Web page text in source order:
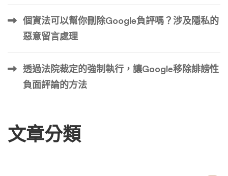
聲譽相關的關鍵字進行排名時，它可能不太理想。 如何從
Google 搜索中刪除負面新聞文章？ 您可以通過要求記者刪
除文章來嘗試從 Google 搜索中刪除負面新聞文章。刪除負
個資法可以幫你刪除Google負評嗎？涉及隱私的
惡意留言處理
透過法院裁定的強制執行，讓Google移除誹謗性
負面評論的方法
文章分類